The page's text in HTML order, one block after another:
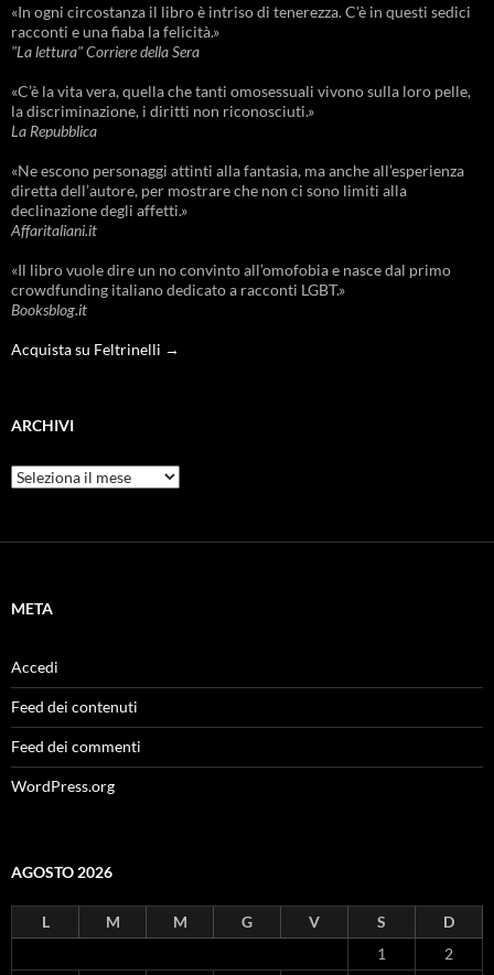
«In ogni circostanza il libro è intriso di tenerezza. C'è in questi sedici
racconti e una fiaba la felicità.»
"La lettura" Corriere della Sera
«C’è la vita vera, quella che tanti omosessuali vivono sulla loro pelle,
la discriminazione, i diritti non riconosciuti.»
La Repubblica
«Ne escono personaggi attinti alla fantasia, ma anche all’esperienza
diretta dell’autore, per mostrare che non ci sono limiti alla
declinazione degli affetti.»
Affaritaliani.it
«Il libro vuole dire un no convinto all’omofobia e nasce dal primo
crowdfunding italiano dedicato a racconti LGBT.»
Booksblog.it
Acquista su Feltrinelli →
ARCHIVI
Archivi
META
Accedi
Feed dei contenuti
Feed dei commenti
WordPress.org
AGOSTO 2026
L M M G V S
D
1
2